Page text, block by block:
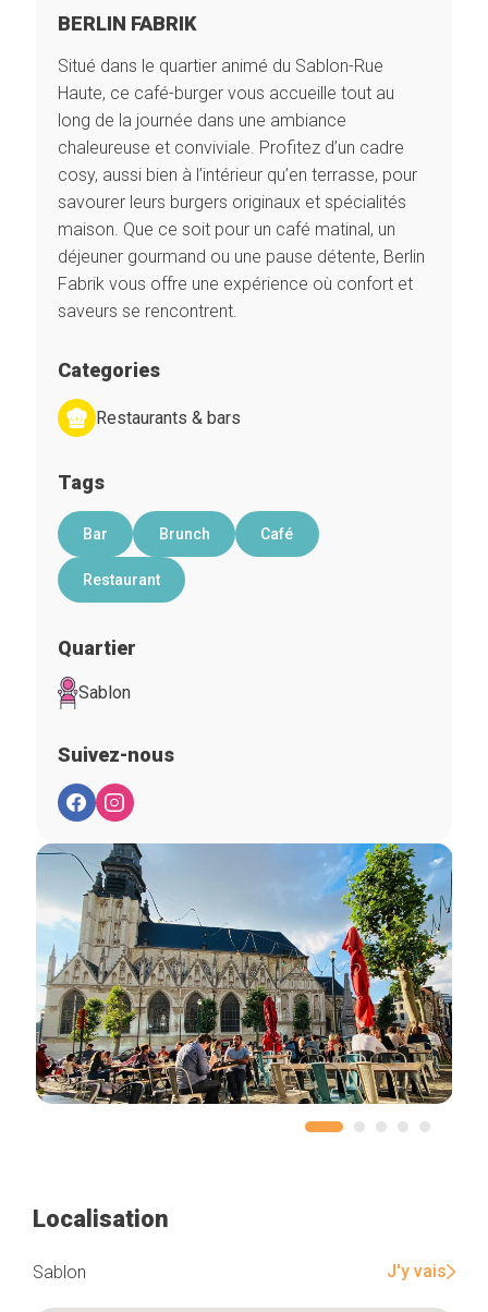
BERLIN FABRIK
Situé dans le quartier animé du Sablon-Rue
Haute, ce café-burger vous accueille tout au
long de la journée dans une ambiance
chaleureuse et conviviale. Profitez d’un cadre
cosy, aussi bien à l’intérieur qu’en terrasse, pour
savourer leurs burgers originaux et spécialités
maison. Que ce soit pour un café matinal, un
déjeuner gourmand ou une pause détente, Berlin
Fabrik vous offre une expérience où confort et
saveurs se rencontrent.
Categories
Restaurants & bars
Tags
Bar Brunch Café
Restaurant
Quartier
Sablon
Suivez-nous
Localisation
Sablon J'y vais